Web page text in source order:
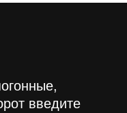
введите